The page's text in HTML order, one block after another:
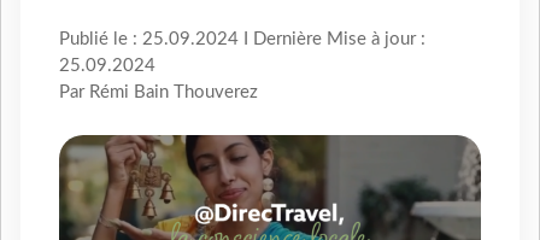
Publié le : 25.09.2024 I Dernière Mise à jour :
25.09.2024
Par Rémi Bain Thouverez